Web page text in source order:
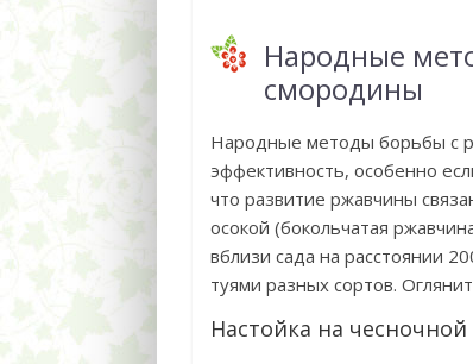
Народные
смородины
Народные методы борьбы с
эффективность, особенно
что развитие ржавчины
осокой (бокольчатая
вблизи сада на расстоянии
туями разных сортов.
Настойка на чесночной